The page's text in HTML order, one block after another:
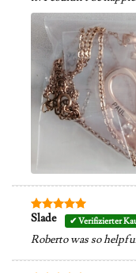
Bewertet
von
5
Slade
Roberto was so